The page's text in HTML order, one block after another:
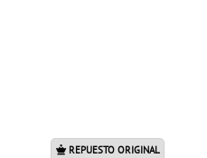
REPUESTO ORIGINAL